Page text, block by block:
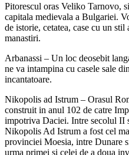
Pitorescul oras Veliko Tarnovo,
capitala medievala a Bulgariei.
de istorie, cetatea, case cu un
manastiri.
Arbanassi – Un loc deosebit
ne va intampina cu casele sale
incantatoare.
Nikopolis ad Istrum – Orasul
construit in anul 102 de catre
impotriva Daciei. Intre secolul II
Nikopolis Ad Istrum a fost cel
provinciei Moesia, intre Dunare
urma primei si celei de a doua